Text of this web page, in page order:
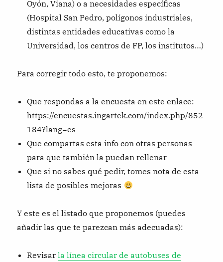
Oyón, Viana) o a necesidades específicas
(Hospital San Pedro, polígonos industriales,
distintas entidades educativas como la
Universidad, los centros de FP, los institutos…)
Para corregir todo esto, te proponemos:
Que respondas a la encuesta en este enlace:
https://encuestas.ingartek.com/index.php/852
184?lang=es
Que compartas esta info con otras personas
para que también la puedan rellenar
Que si no sabes qué pedir, tomes nota de esta
lista de posibles mejoras
Y este es el listado que proponemos (puedes
añadir las que te parezcan más adecuadas):
Revisarla línea circular de autobuses de